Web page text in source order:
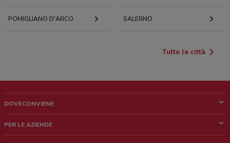
POMIGLIANO D'ARCO SALERNO
Tutte le città
DOVECONVIENE
Chi siamo
PER LE AZIENDE